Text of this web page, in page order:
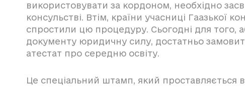
використовувати за кордоном, необхідно
консульстві. Втім, країни учасниці Гаазької
спростили цю процедуру. Сьогодні для того,
документу юридичну силу, достатньо
атестат про середню освіту.
Це спеціальний штамп, який проставляється